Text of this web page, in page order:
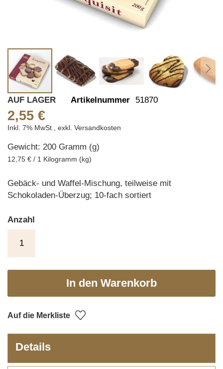
Skip
to
the
of
the
gallery
AUF LAGER Artikelnummer 51870
2,55 €
Inkl. 7% MwSt., exkl. Versandkosten
Gewicht: 200 Gramm (g)
12,75 € / 1 Kilogramm (kg)
Gebäck- und Waffel-Mischung, teilweise mit
Schokoladen-Überzug; 10-fach sortiert
Anzahl
In den Warenkorb
Auf die Merkliste
Details